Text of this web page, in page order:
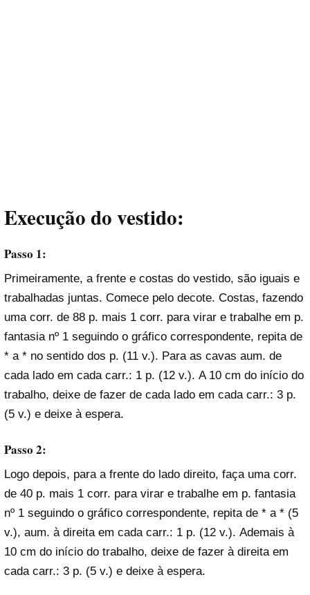
Execução do vestido:
Passo 1:
Primeiramente, a frente e costas do vestido, são iguais e
trabalhadas juntas. Comece pelo decote. Costas, fazendo
uma corr. de 88 p. mais 1 corr. para virar e trabalhe em p.
fantasia nº 1 seguindo o gráfico correspondente, repita de
* a * no sentido dos p. (11 v.). Para as cavas aum. de
cada lado em cada carr.: 1 p. (12 v.). A 10 cm do início do
trabalho, deixe de fazer de cada lado em cada carr.: 3 p.
(5 v.) e deixe à espera.
Passo 2:
Logo depois, para a frente do lado direito, faça uma corr.
de 40 p. mais 1 corr. para virar e trabalhe em p. fantasia
nº 1 seguindo o gráfico correspondente, repita de * a * (5
v.), aum. à direita em cada carr.: 1 p. (12 v.). Ademais à
10 cm do início do trabalho, deixe de fazer à direita em
cada carr.: 3 p. (5 v.) e deixe à espera.